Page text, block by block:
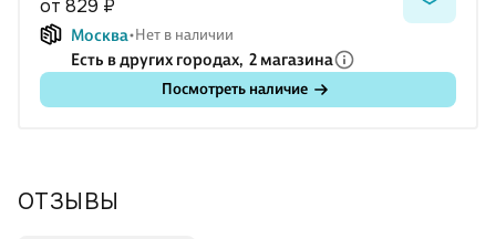
— лучшие образы этих видов вооружения, которые не только
решали исход отдельной операции, но и влияли на историю
вообще. В издании вы найдете подробную информацию о
создании и применении стрелкового оружия и боевых
от 829 ₽
Москва Нет в наличии
Есть в других городах, 2 магазина
Посмотреть наличие
ОТЗЫВЫ